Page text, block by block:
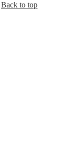
Back to top